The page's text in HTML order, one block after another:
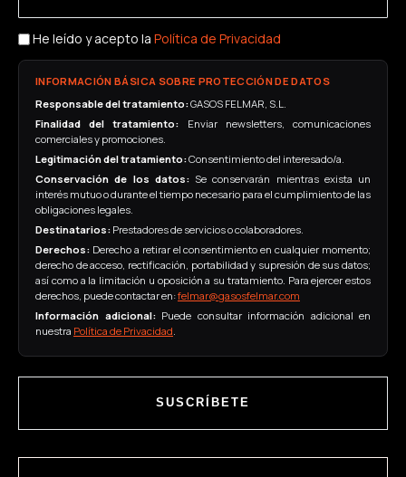
He leído y acepto la Política de Privacidad
INFORMACIÓN BÁSICA SOBRE PROTECCIÓN DE DATOS
Responsable del tratamiento:GASOS FELMAR, S.L.
Finalidad del tratamiento: Enviar newsletters, comunicaciones
comerciales y promociones.
Legitimación del tratamiento:Consentimiento del interesado/a.
Conservación de los datos:Se conservarán mientras exista un
interés mutuo o durante el tiempo necesario para el cumplimiento de las
obligaciones legales.
Destinatarios: Prestadores de servicios o colaboradores.
Derechos: Derecho a retirar el consentimiento en cualquier momento;
derecho de acceso, rectificación, portabilidad y supresión de sus datos;
así como a la limitación u oposición a su tratamiento. Para ejercer estos
derechos, puede contactar en:felmar@gasosfelmar.com
Información adicional:Puede consultar información adicional en
nuestra Política de Privacidad
SUSCRÍBETE